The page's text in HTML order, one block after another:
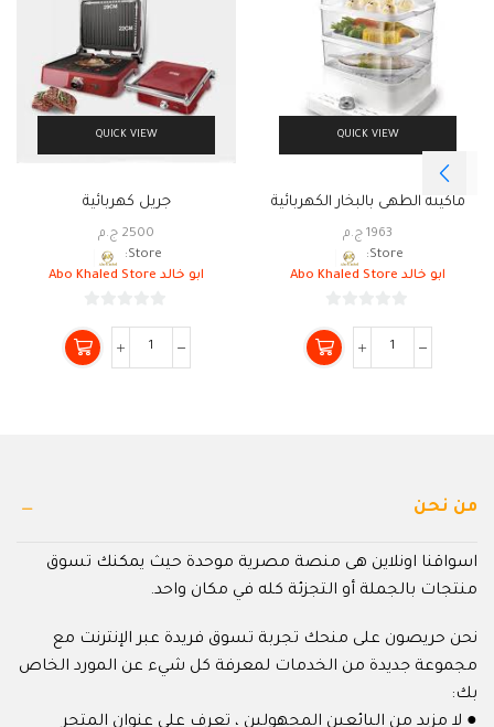
QUICK VIEW
ماكينة الطهى بالبخار الكهربائية
1963 ج.م
Store:
ابو خالد Abo Khaled Store
من
5
QUICK VIEW
جريل كهربائية
2500 ج.م
Store:
ابو خالد Abo Khaled Store
من
5
من نحن
اسواقنا اونلاين هى منصة مصرية موحدة حيث يمكنك تسوق
منتجات بالجملة أو التجزئة كله في مكان واحد.
نحن حريصون على منحك تجربة تسوق فريدة عبر الإنترنت مع
مجموعة جديدة من الخدمات لمعرفة كل شيء عن المورد الخاص
بك:
● لا مزيد من البائعين المجهولين ، تعرف على عنوان المتجر